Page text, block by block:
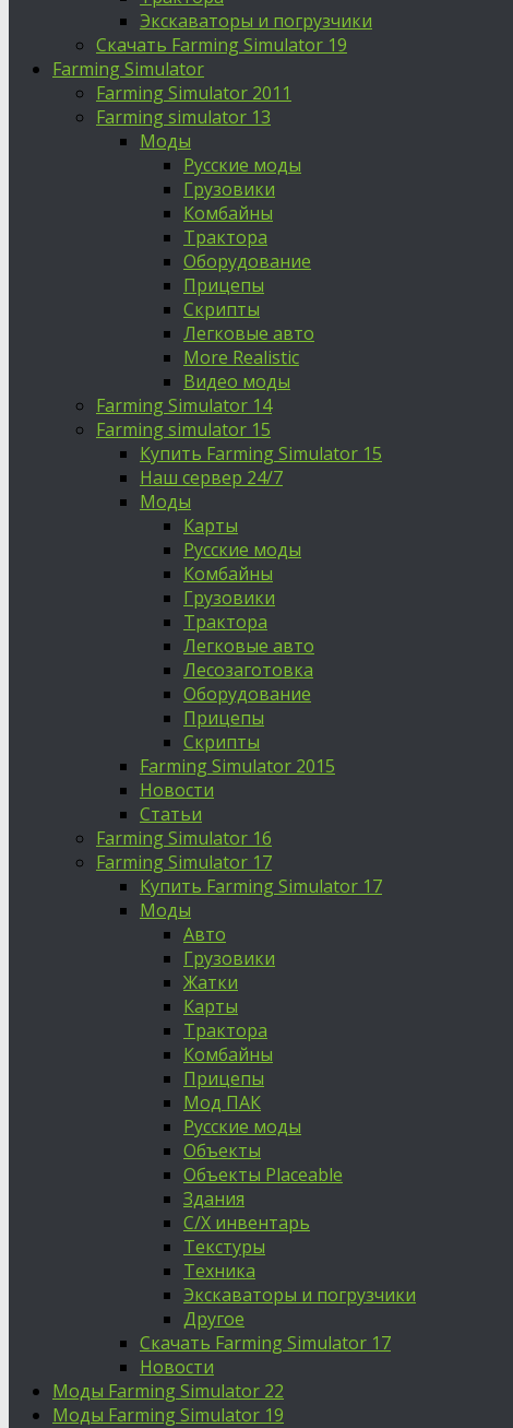
Экскаваторы и погрузчики
Скачать Farming Simulator 19
Farming Simulator
Farming Simulator 2011
Farming simulator 13
Моды
Русские моды
Грузовики
Комбайны
Трактора
Оборудование
Прицепы
Скрипты
Легковые авто
More Realistic
Видео моды
Farming Simulator 14
Farming simulator 15
Купить Farming Simulator 15
Наш сервер 24/7
Моды
Карты
Русские моды
Комбайны
Грузовики
Трактора
Легковые авто
Лесозаготовка
Оборудование
Прицепы
Скрипты
Farming Simulator 2015
Новости
Статьи
Farming Simulator 16
Farming Simulator 17
Купить Farming Simulator 17
Моды
Авто
Грузовики
Жатки
Карты
Трактора
Комбайны
Прицепы
Мод ПАК
Русские моды
Объекты
Объекты Placeable
Здания
С/Х инвентарь
Текстуры
Техника
Экскаваторы и погрузчики
Другое
Скачать Farming Simulator 17
Новости
Моды Farming Simulator 22
Моды Farming Simulator 19